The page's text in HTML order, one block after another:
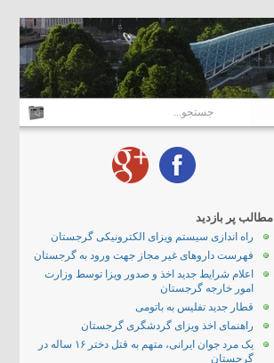
مطالب پر بازدید
راه اندازی سیستم ویزای الکترونیکی گرجستان
فهرست داروهای غیر مجاز جهت ورود به گرجستان
اعلام شرایط جدید اخذ و صدور ویزا توسط وزارت
امور خارجه گرجستان
قطار جدید تفلیس به باتومی
راهنمای اخذ ویزای گردشگری گرجستان
یک مرد جوان ایرانی، متهم به قتل دختر ۱۶ ساله در
گرجستان